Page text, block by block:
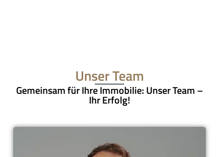
Unser Team
Gemeinsam für Ihre Immobilie: Unser Team –
Ihr Erfolg!